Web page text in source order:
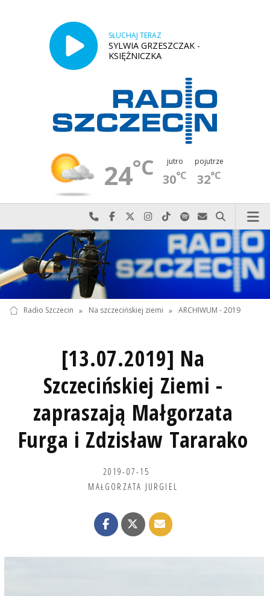
SŁUCHAJ TERAZ
SYLWIA GRZESZCZAK -
KSIĘŻNICZKA
24°C jutro
30°C
pojutrze
32°C
Najlepiej po prostu do nas zadzwoń
Odwiedź nas na Facebook-u
Odwiedź nas na X
Odwiedź nas na Instagram-ie
Odwiedź nas na TikTok-u
Szukaj nas na Spotify
Wyślij do nas
Szukaj
Radio Szczecin » Na szczecińskiej ziemi » ARCHIWUM - 2019
[13.07.2019] Na
Szczecińskiej Ziemi -
zapraszają Małgorzata
Furga i Zdzisław Tararako
2019-07-15
MAŁGORZATA JURGIEL